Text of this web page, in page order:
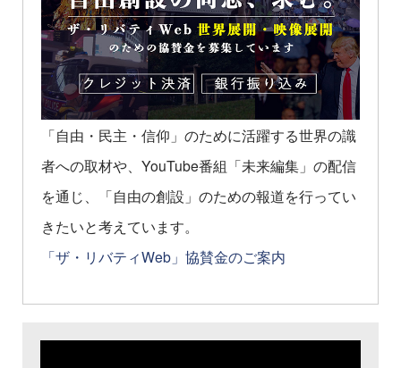
「自由・民主・信仰」のために活躍する世界の識
者への取材や、YouTube番組「未来編集」の配信
を通じ、「自由の創設」のための報道を行ってい
きたいと考えています。
「ザ・リバティWeb」協賛金のご案内